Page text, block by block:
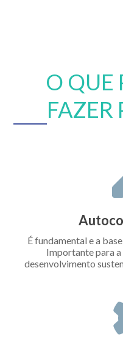
O QUE
FAZER
É fundamental e a
Importante para
desenvolvimento